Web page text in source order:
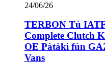
24/06/26
TERBON Tú
Complete Clutch
OE Pàtàkì fún
Vans